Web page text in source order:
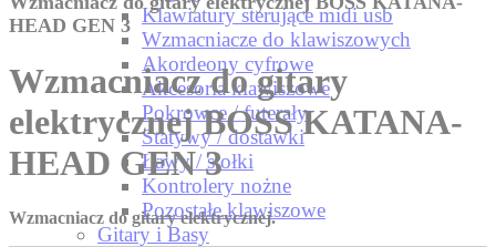
Klawiatury sterujące midi usb
Wzmacniacze do klawiszowych
Akordeony cyfrowe
Akcesoria klawiszowe
Pokrowce / futerały
Statywy / dostawki
Ławy / stołki
Kontrolery nożne
Pozostałe klawiszowe
Gitary i Basy
HEAD GEN 3
Wzmacniacz do gitary
elektrycznej BOSS KATANA-
HEAD GEN 3
Wzmacniacz do gitary elektrycznej.